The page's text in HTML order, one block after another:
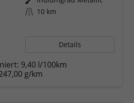
Kilometerstand 10 km
Details
9,40 l/100km
g/km